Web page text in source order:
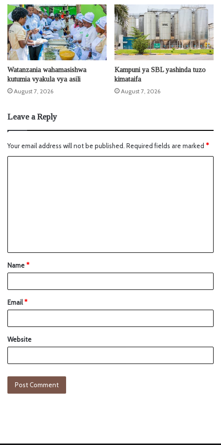
Watanzania wahamasishwa
kutumia vyakula vya asili
August 7, 2026
Kampuni ya SBL yashinda tuzo
kimataifa
August 7, 2026
Leave a Reply
Your email address will not be published. Required fields are marked *
Name*
Email*
Website